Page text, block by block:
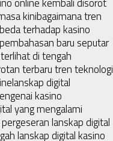
kinibagaimana tren
terhadap kasino
baru seputar
di tengah
terbaru tren teknologi
lanskap digital
kasino
yang mengalami
lanskap digital
lanskap digital kasino